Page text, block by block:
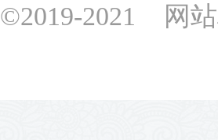
©2019-2021 网